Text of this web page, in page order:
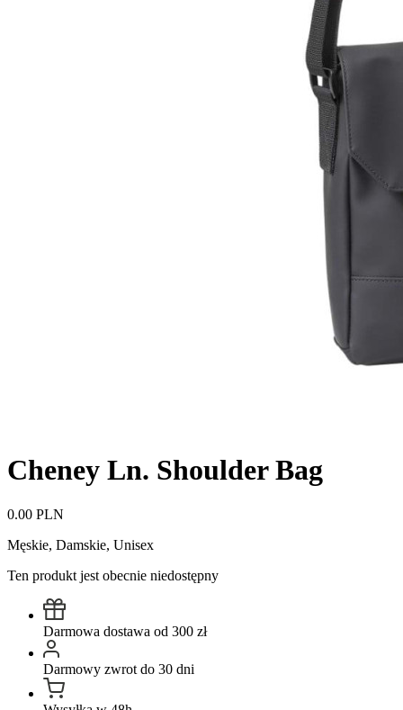
Cheney Ln. Shoulder Bag
0.00 PLN
Męskie, Damskie, Unisex
Ten produkt jest obecnie niedostępny
Darmowa dostawa od 300 zł
Darmowy zwrot do 30 dni